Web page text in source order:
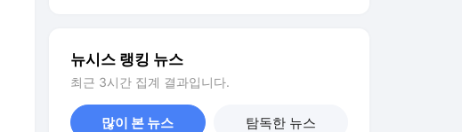
뉴시스 랭킹 뉴스
최근 3시간 집계 결과입니다.
많이 본 뉴스 탐독한 뉴스